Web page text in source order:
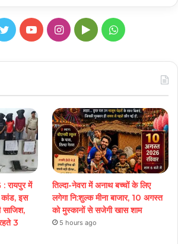
TwitterYouTubeInstagram
GoogleWhatsApp
रायपुर में
कांड, इस
साजिश,
3
तिल्दा-नेवरा में अनाथ बच्चों के लिए
लगेगा नि:शुल्क मीना बाजार, 10 अगस्त
को मुस्कानों से सजेगी खास शाम
5 hours ago